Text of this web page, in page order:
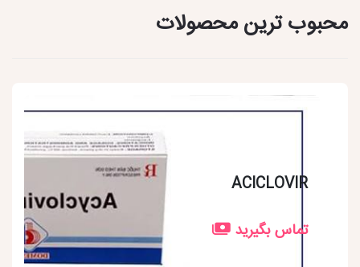
محبوب ترین محصولات
ACICLOVIR
تماس بگیرید